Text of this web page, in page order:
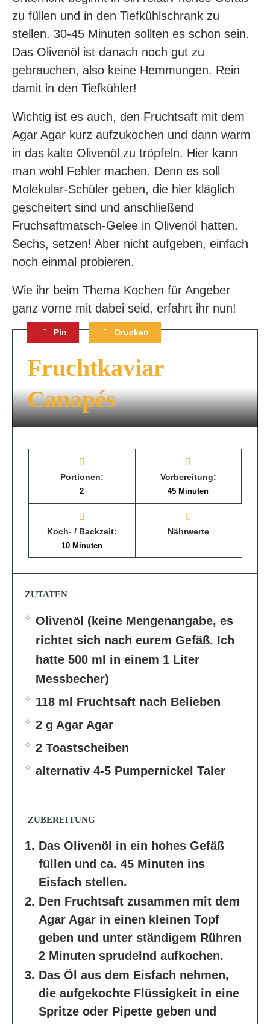
zu füllen und in den Tiefkühlschrank zu
stellen. 30-45 Minuten sollten es schon sein.
Das Olivenöl ist danach noch gut zu
gebrauchen, also keine Hemmungen. Rein
damit in den Tiefkühler!
Wichtig ist es auch, den Fruchtsaft mit dem
Agar Agar kurz aufzukochen und dann warm
in das kalte Olivenöl zu tröpfeln. Hier kann
man wohl Fehler machen. Denn es soll
Molekular-Schüler geben, die hier kläglich
gescheitert sind und anschließend
Fruchsaftmatsch-Gelee in Olivenöl hatten.
Sechs, setzen! Aber nicht aufgeben, einfach
noch einmal probieren.
Wie ihr beim Thema Kochen für Angeber
ganz vorne mit dabei seid, erfahrt ihr nun!
Pin Drucken
Fruchtkaviar
Canapés
Portionen:
2
Vorbereitung:
45 Minuten
Koch- / Backzeit:
10 Minuten
Nährwerte
ZUTATEN
Olivenöl (keine Mengenangabe, es
richtet sich nach eurem Gefäß. Ich
hatte 500 ml in einem 1 Liter
Messbecher)
118 ml Fruchtsaft nach Belieben
2 g Agar Agar
2 Toastscheiben
alternativ 4-5 Pumpernickel Taler
ZUBEREITUNG
Das Olivenöl in ein hohes Gefäß
füllen und ca. 45 Minuten ins
Eisfach stellen.
Den Fruchtsaft zusammen mit dem
Agar Agar in einen kleinen Topf
geben und unter ständigem Rühren
2 Minuten sprudelnd aufkochen.
Das Öl aus dem Eisfach nehmen,
die aufgekochte Flüssigkeit in eine
Spritze oder Pipette geben und